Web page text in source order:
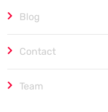
Blog
Contact
Team